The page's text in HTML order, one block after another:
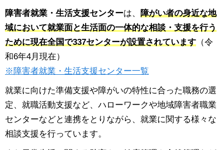
障害者就業・生活支援センターは、 障がい者の身近な地
域において就業面と生活面の一体的な相談・支援を行う
ために現在全国で337センターが設置されています （令
和6年4月現在）
※障害者就業・生活支援センター一覧
就業に向けた準備支援や障がいの特性に合った職務の選
定、就職活動支援など、ハローワークや地域障害者職業
センターなどと連携をとりながら、就業に関する様々な
相談支援を行っています。